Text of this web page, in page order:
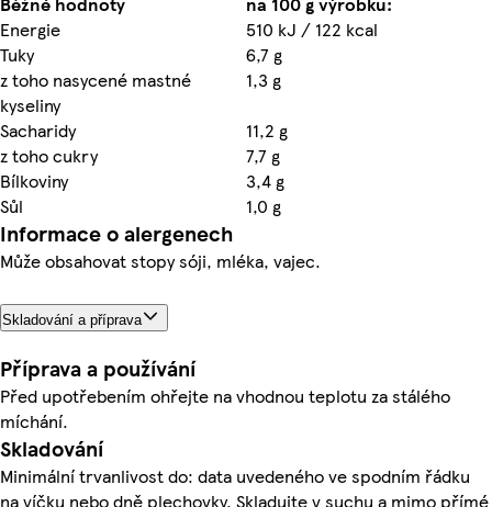
Energie
510 kJ / 122 kcal
Tuky
6,7 g
z toho nasycené mastné
kyseliny
1,3 g
Sacharidy
11,2 g
z toho cukry
7,7 g
Bílkoviny
3,4 g
Sůl
1,0 g
Informace o alergenech
Může obsahovat stopy sóji, mléka, vajec.
Skladování a příprava
Příprava a používání
Před upotřebením ohřejte na vhodnou teplotu za stálého
míchání.
Skladování
Minimální trvanlivost do: data uvedeného ve spodním řádku
na víčku nebo dně plechovky. Skladujte v suchu a mimo přímé